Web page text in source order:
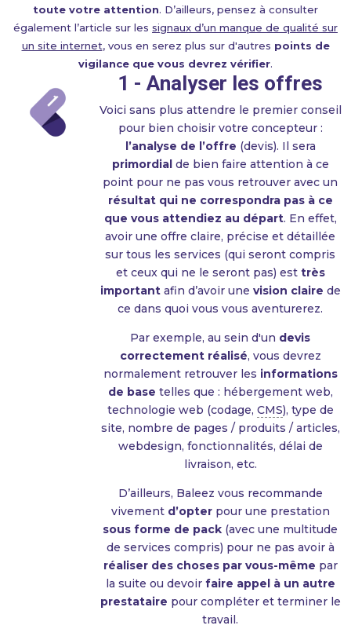
toute votre attention. D’ailleurs, pensez à consulter
également l’article sur les signaux d’un manque de qualité sur
un site internet, vous en serez plus sur d'autres points de
vigilance que vous devrez vérifier.
1 - Analyser les offres
Voici sans plus attendre le premier conseil
pour bien choisir votre concepteur :
l’analyse de l’offre (devis). Il sera
primordialde bien faire attention à ce
point pour ne pas vous retrouver avec un
résultat qui ne correspondra pas à ce
que vous attendiez au départ. En effet,
avoir une offre claire, précise et détaillée
sur tous les services (qui seront compris
et ceux qui ne le seront pas) est très
importantafin d’avoir une vision claire de
ce dans quoi vous vous aventurerez.
Par exemple, au sein d'un devis
correctement réalisé, vous devrez
normalement retrouver les informations
de base telles que : hébergement web,
technologie web (codage, CMS), type de
site, nombre de pages / produits / articles,
webdesign, fonctionnalités, délai de
livraison, etc.
D’ailleurs, Baleez vous recommande
vivement d’opterpour une prestation
sous forme de pack (avec une multitude
de services compris) pour ne pas avoir à
réaliser des choses par vous-même par
la suite ou devoir faire appel à un autre
prestataire pour compléter et terminer le
travail.